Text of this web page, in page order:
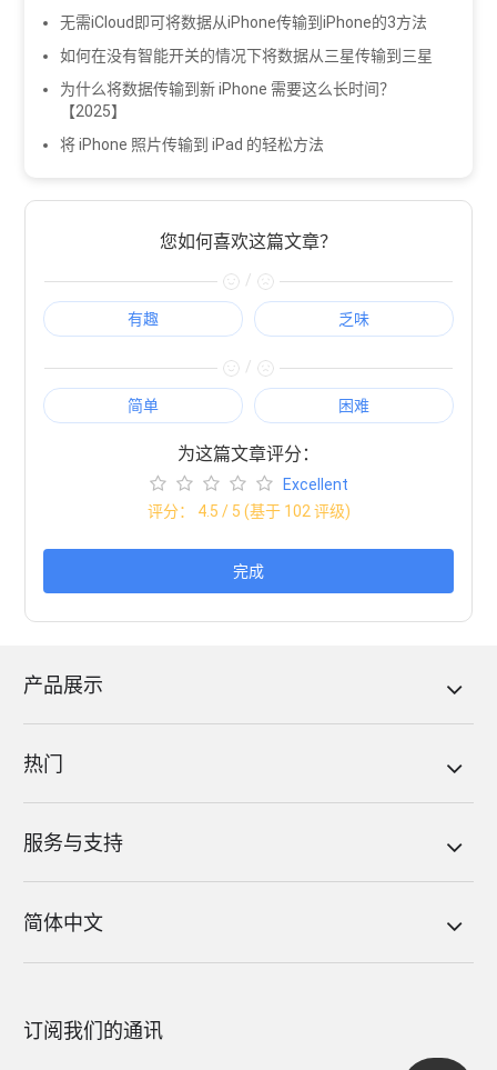
无需iCloud即可将数据从iPhone传输到iPhone的3方法
如何在没有智能开关的情况下将数据从三星传输到三星
为什么将数据传输到新 iPhone 需要这么长时间？
【2025】
将 iPhone 照片传输到 iPad 的轻松方法
您如何喜欢这篇文章？
/
有趣 乏味
/
简单 困难
为这篇文章评分：
Excellent
评分： 4.5 / 5 (基于 102 评级)
完成
产品展示
热门
服务与支持
简体中文
订阅我们的通讯